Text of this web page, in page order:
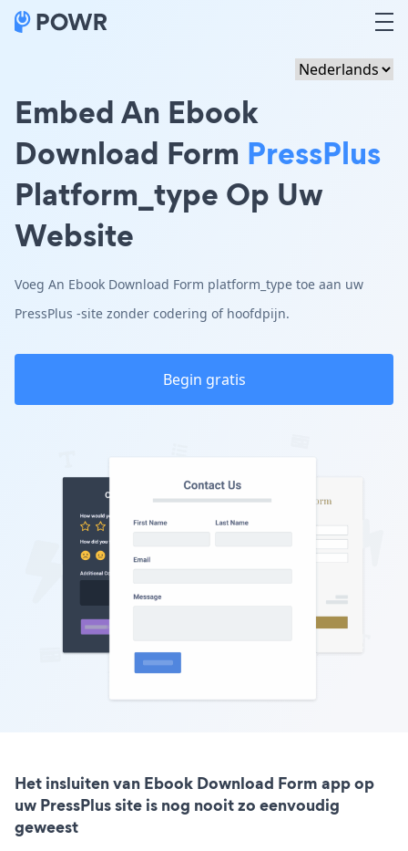
Embed An Ebook
Download Form PressPlus
Platform_type Op Uw
Website
Voeg An Ebook Download Form platform_type toe aan uw
PressPlus -site zonder codering of hoofdpijn.
Begin gratis
Het insluiten van Ebook Download Form app op
uw PressPlus site is nog nooit zo eenvoudig
geweest